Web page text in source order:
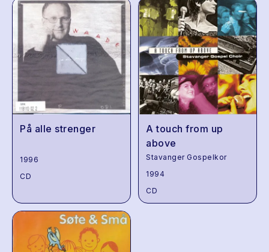
På alle strenger
1996
CD
A touch from up
above
Stavanger Gospelkor
1994
CD